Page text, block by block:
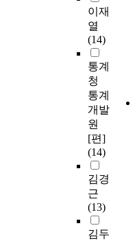
이재
열
(14)
통계
청
통계
개발
원
[편]
(14)
김경
근
(13)
김두